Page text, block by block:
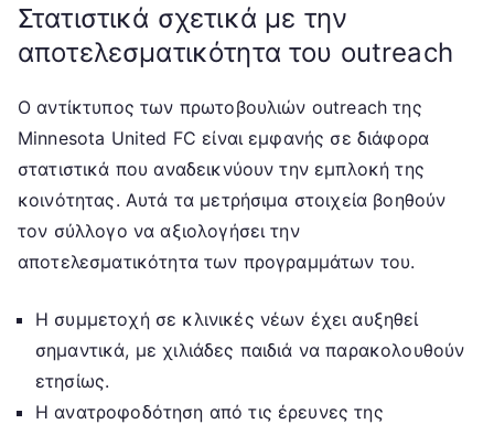
Στατιστικά σχετικά με την
αποτελεσματικότητα του outreach
Ο αντίκτυπος των πρωτοβουλιών outreach της
Minnesota United FC είναι εμφανής σε διάφορα
στατιστικά που αναδεικνύουν την εμπλοκή της
κοινότητας. Αυτά τα μετρήσιμα στοιχεία βοηθούν
τον σύλλογο να αξιολογήσει την
αποτελεσματικότητα των προγραμμάτων του.
Η συμμετοχή σε κλινικές νέων έχει αυξηθεί
σημαντικά, με χιλιάδες παιδιά να παρακολουθούν
ετησίως.
Η ανατροφοδότηση από τις έρευνες της